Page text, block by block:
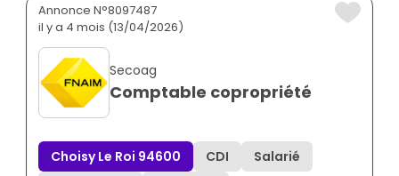
Annonce N°8097487
il y a 4 mois (13/04/2026)
Secoag
Comptable copropriété
Choisy Le Roi 94600 CDI
Salarié